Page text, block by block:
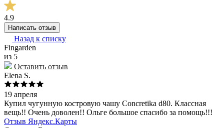
4.9
Написать отзыв
Назад к списку
Fingarden
из 5
Оставить отзыв
Elena S.
19 апреля
Купил чугунную костровую чашу Concretika d80. Классная
вещь!! Очень доволен!! Ольге большое спасибо за помощь!!!
Отзыв Яндекс.Карты